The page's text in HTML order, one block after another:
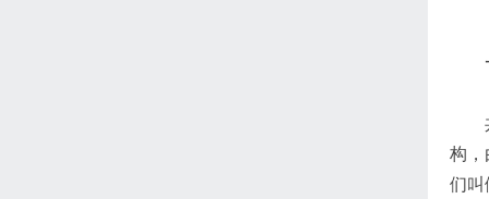
构，
们叫